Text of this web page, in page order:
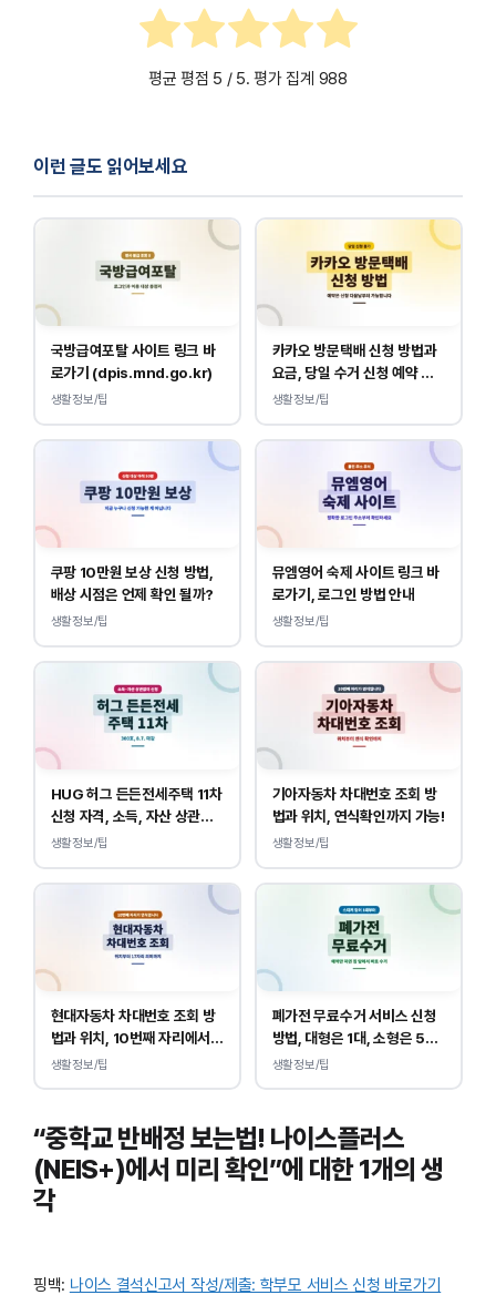
평균 평점 5 / 5. 평가 집계 988
이런 글도 읽어보세요
국방급여포탈 사이트 링크 바
로가기 (dpis.mnd.go.kr)
생활정보/팁
카카오 방문택배 신청 방법과
요금, 당일 수거 신청 예약 안
내
생활정보/팁
쿠팡 10만원 보상 신청 방법,
배상 시점은 언제 확인 될까?
생활정보/팁
뮤엠영어 숙제 사이트 링크 바
로가기, 로그인 방법 안내
생활정보/팁
HUG 허그 든든전세주택 11차
신청 자격, 소득, 자산 상관없
이 가능합니다.
생활정보/팁
기아자동차 차대번호 조회 방
법과 위치, 연식확인까지 가능!
생활정보/팁
현대자동차 차대번호 조회 방
법과 위치, 10번째 자리에서
연식 확인!
생활정보/팁
폐가전 무료수거 서비스 신청
방법, 대형은 1대, 소형은 5개
부터 무상입니다.
생활정보/팁
“중학교 반배정 보는법! 나이스플러스
(NEIS+)에서 미리 확인”에 대한 1개의 생
각
핑백: 나이스 결석신고서 작성/제출: 학부모 서비스 신청 바로가기